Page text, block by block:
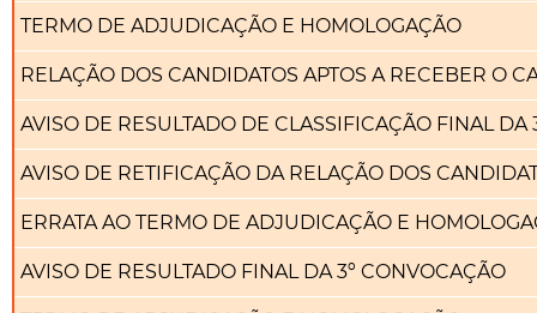
TERMO DE ADJUDICAÇÃO E HOMOLOGAÇÃO
RELAÇÃO DOS CANDIDATOS APTOS A RECEBER O
AVISO DE RESULTADO DE CLASSIFICAÇÃO FINAL DA
AVISO DE RETIFICAÇÃO DA RELAÇÃO DOS
ERRATA AO TERMO DE ADJUDICAÇÃO E
AVISO DE RESULTADO FINAL DA 3º CONVOCAÇÃO